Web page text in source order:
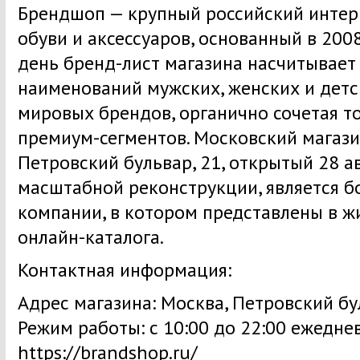
Брендшоп — крупный российский
обуви и аксессуаров, основанный в
день бренд-лист магазина
наименований мужских, женских и
мировых брендов, органично сочетая
премиум-сегментов. Московский
Петровский бульвар, 21, открытый 28
масштабной реконструкции,
компании, в котором представлены в
онлайн-каталога.
Контактная информация:
Адрес магазина: Москва, Петровский
Режим работы: с 10:00 до 22:00
https://brandshop.ru/